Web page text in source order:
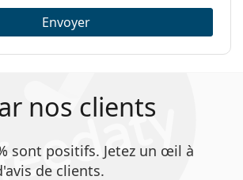
Envoyer
nos clients
sont positifs. Jetez un œil à
de clients.